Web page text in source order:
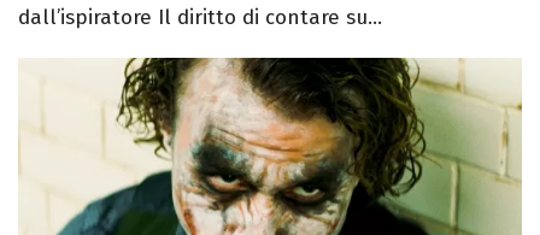
dall’ispiratore Il diritto di contare su...